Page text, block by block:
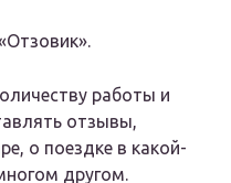
работы и
отзывы,
о поездке в какой-
другом.